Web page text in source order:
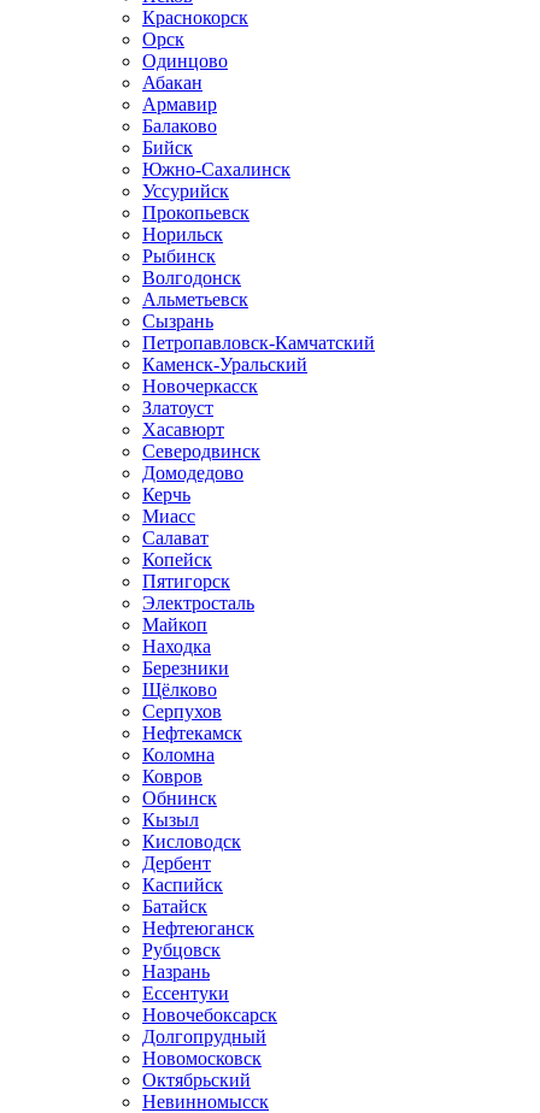
Краснокорск
Орск
Одинцово
Абакан
Армавир
Балаково
Бийск
Южно-Сахалинск
Уссурийск
Прокопьевск
Норильск
Рыбинск
Волгодонск
Альметьевск
Сызрань
Петропавловск-Камчатский
Каменск-Уральский
Новочеркасск
Златоуст
Хасавюрт
Северодвинск
Домодедово
Керчь
Миасс
Салават
Копейск
Пятигорск
Электросталь
Майкоп
Находка
Березники
Щёлково
Серпухов
Нефтекамск
Коломна
Ковров
Обнинск
Кызыл
Кисловодск
Дербент
Каспийск
Батайск
Нефтеюганск
Рубцовск
Назрань
Ессентуки
Новочебоксарск
Долгопрудный
Новомосковск
Октябрьский
Невинномысск